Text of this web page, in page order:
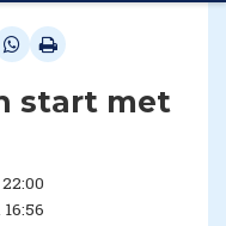
start met